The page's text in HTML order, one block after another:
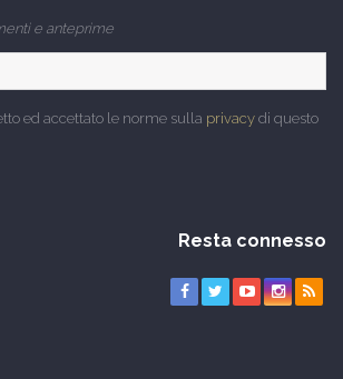
e anteprime
ed accettato le norme sulla privacy di questo
Resta connesso